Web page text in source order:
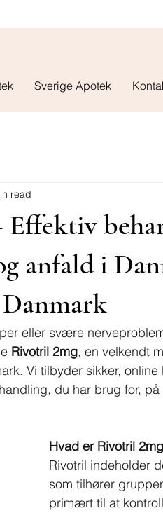
Sverige Apotek
anfald i
read
eller svære
Rivotril 2mg, en velkendt
Vi tilbyder sikker,
du har brug for,
Hvad er Rivotril
Rivotril indeholder
som tilhører
primært til at